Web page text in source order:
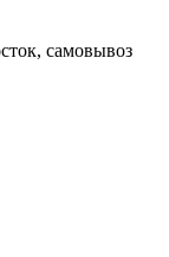
самовывоз